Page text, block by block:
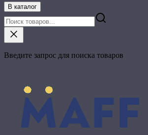
В каталог
Введите запрос для поиска товаров